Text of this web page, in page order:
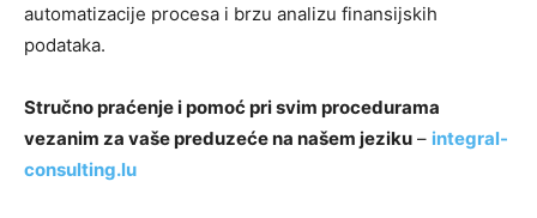
automatizacije procesa i brzu analizu finansijskih
podataka.
Stručno praćenje i pomoć pri svim procedurama
vezanim za vaše preduzeće na našem jeziku – integral-
consulting.lu